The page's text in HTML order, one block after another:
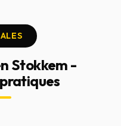
Stokkem -